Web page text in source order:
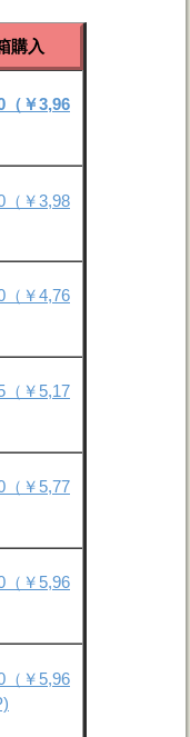
購入
（￥3,96
（￥3,98
（￥4,76
（￥5,17
（￥5,77
（￥5,96
（￥5,96